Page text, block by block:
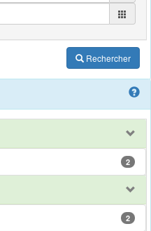
Rechercher
2
2